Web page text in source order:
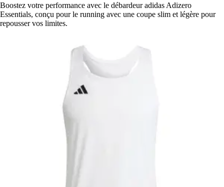
Boostez votre performance avec le débardeur adidas Adizero
Essentials, conçu pour le running avec une coupe slim et légère pour
repousser vos limites.